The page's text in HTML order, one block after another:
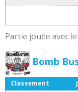
Partie jouée avec
Bomb
Classement